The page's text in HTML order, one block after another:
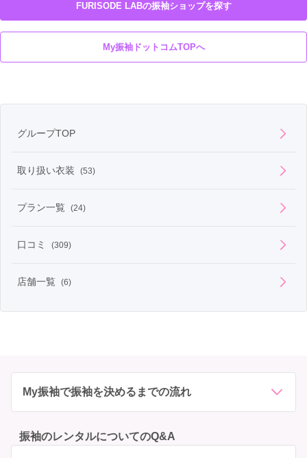
FURISODE LABの振袖ショップを探す
My振袖ドットコムTOPへ
グループTOP
取り扱い衣装 (53)
プラン一覧 (24)
口コミ (309)
店舗一覧 (6)
My振袖で振袖を決めるまでの流れ
振袖のレンタルについてのQ&A